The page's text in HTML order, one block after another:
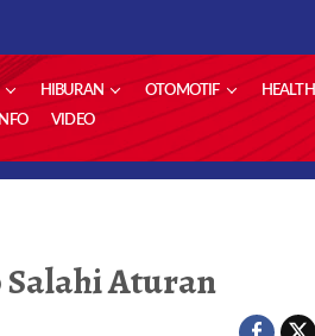
HIBURAN OTOMOTIF HEALTH
INFO VIDEO
Aturan